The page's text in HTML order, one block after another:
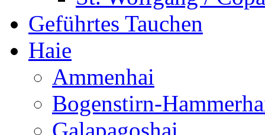
Geführtes Tauchen
Haie
Ammenhai
Bogenstirn-
Galapagoshai